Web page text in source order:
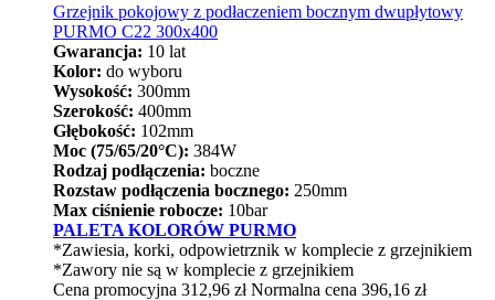
Grzejnik pokojowy z podłaczeniem bocznym dwupłytowy
PURMO C22 300x400
Gwarancja: 10 lat
Kolor: do wyboru
Wysokość: 300mm
Szerokość: 400mm
Głębokość: 102mm
Moc (75/65/20°C): 384W
Rodzaj podłączenia: boczne
Rozstaw podłączenia bocznego: 250mm
Max ciśnienie robocze: 10bar
PALETA KOLORÓW PURMO
*Zawiesia, korki, odpowietrznik w komplecie z grzejnikiem
*Zawory nie są w komplecie z grzejnikiem
Cena promocyjna 312,96 zł Normalna cena 396,16 zł